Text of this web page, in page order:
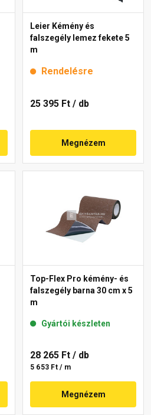
Leier Kémény és
falszegély lemez fekete 5
m
Rendelésre
25 395 Ft / db
Megnézem
Top-Flex Pro kémény- és
falszegély barna 30 cm x 5
m
Gyártói készleten
28 265 Ft / db
5 653 Ft / m
Megnézem